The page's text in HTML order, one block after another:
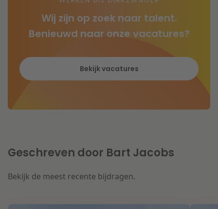
Wij zijn op zoek naar talent.
Benieuwd naar onze vacatures?
Bekijk vacatures
Geschreven door Bart Jacobs
Bekijk de meest recente bijdragen.